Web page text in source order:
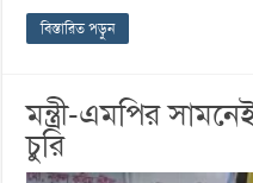
বিস্তারিত পড়ুন
মন্ত্রী-এমপির
চুরি